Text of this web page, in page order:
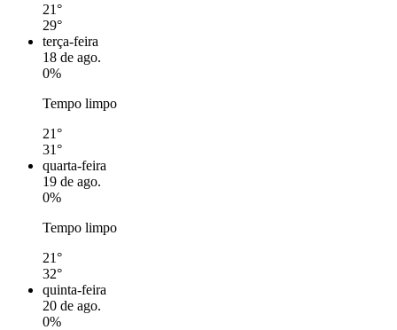
21°
29°
terça-feira
18 de ago.
0%
Tempo limpo
21°
31°
quarta-feira
19 de ago.
0%
Tempo limpo
21°
32°
quinta-feira
20 de ago.
0%